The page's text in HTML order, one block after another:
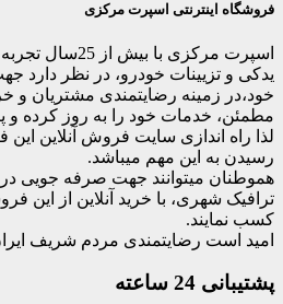
فروشگاه اینترنتی اسپرت مرکزی
اسپرت مرکزی با
یدکی و تزیینات خودرو، در نظر دارد
خود،در زمینه رضایتمندی مشتریان و
مطمئن، خدمات خود را به روز کرده و
لذا راه اندازی سایت فروش آنلاین این
رسیدن به این مهم میباشد.
هموطنان میتوانند جهت صرفه جویی
ترافیک شهری، با خرید آنلاین از این
کسب نمایند.
امید است رضایتمندی مردم شریف
پشتیبانی 24 ساعته